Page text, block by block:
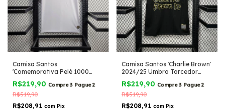
Camisa Santos
'Comemorativa Pelé 1000
Masculina
R$219,90 Compre 3 Pague 2
R$519,90
R$208,91 com Pix
Camisa Santos 'Charlie Brown'
2024/25 Umbro Torcedor
R$219,90 Compre 3 Pague 2
R$519,90
R$208,91 com Pix